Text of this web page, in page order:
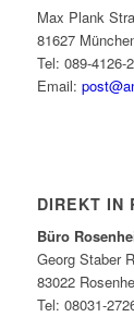
Max Plank
81627
Tel: 089-4126-
Email:
DIREKT IN
Büro
Georg Staber
83022
Tel: 08031-